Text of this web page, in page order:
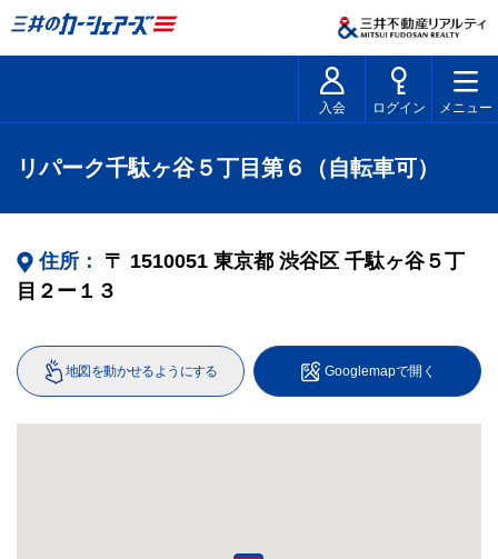
入会 ログイン メニュー
リパーク千駄ヶ谷５丁目第６（自転車可）
住所： 〒 1510051 東京都 渋谷区 千駄ヶ谷５丁
目２ー１３
地図を動かせるようにする Googlemapで開く